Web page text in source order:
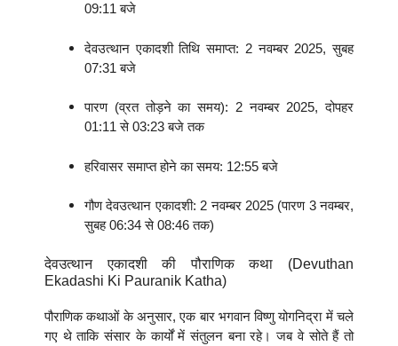
09:11 बजे
देवउत्थान एकादशी तिथि समाप्त: 2 नवम्बर 2025, सुबह
07:31 बजे
पारण (व्रत तोड़ने का समय): 2 नवम्बर 2025, दोपहर
01:11 से 03:23 बजे तक
हरिवासर समाप्त होने का समय: 12:55 बजे
गौण देवउत्थान एकादशी: 2 नवम्बर 2025 (पारण 3 नवम्बर,
सुबह 06:34 से 08:46 तक)
देवउत्थान एकादशी की पौराणिक कथा (Devuthan
Ekadashi Ki Pauranik Katha)
पौराणिक कथाओं के अनुसार, एक बार भगवान विष्णु योगनिद्रा में चले
गए थे ताकि संसार के कार्यों में संतुलन बना रहे। जब वे सोते हैं तो